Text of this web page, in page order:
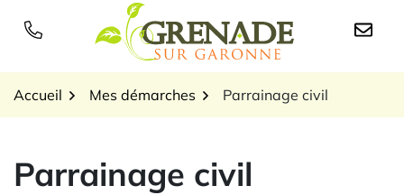
Logo Grenade sur
Accueil Mes démarches Parrainage civil
Parrainage civil